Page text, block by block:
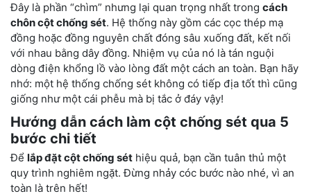
Đây là phần “chìm” nhưng lại quan trọng nhất trong cách
chôn cột chống sét. Hệ thống này gồm các cọc thép mạ
đồng hoặc đồng nguyên chất đóng sâu xuống đất, kết nối
với nhau bằng dây đồng. Nhiệm vụ của nó là tán nguội
dòng điện khổng lồ vào lòng đất một cách an toàn. Bạn hãy
nhớ: một hệ thống chống sét không có tiếp địa tốt thì cũng
giống như một cái phễu mà bị tắc ở đáy vậy!
Hướng dẫn cách làm cột chống sét qua 5
bước chi tiết
Để lắp đặt cột chống sét hiệu quả, bạn cần tuân thủ một
quy trình nghiêm ngặt. Đừng nhảy cóc bước nào nhé, vì an
toàn là trên hết!